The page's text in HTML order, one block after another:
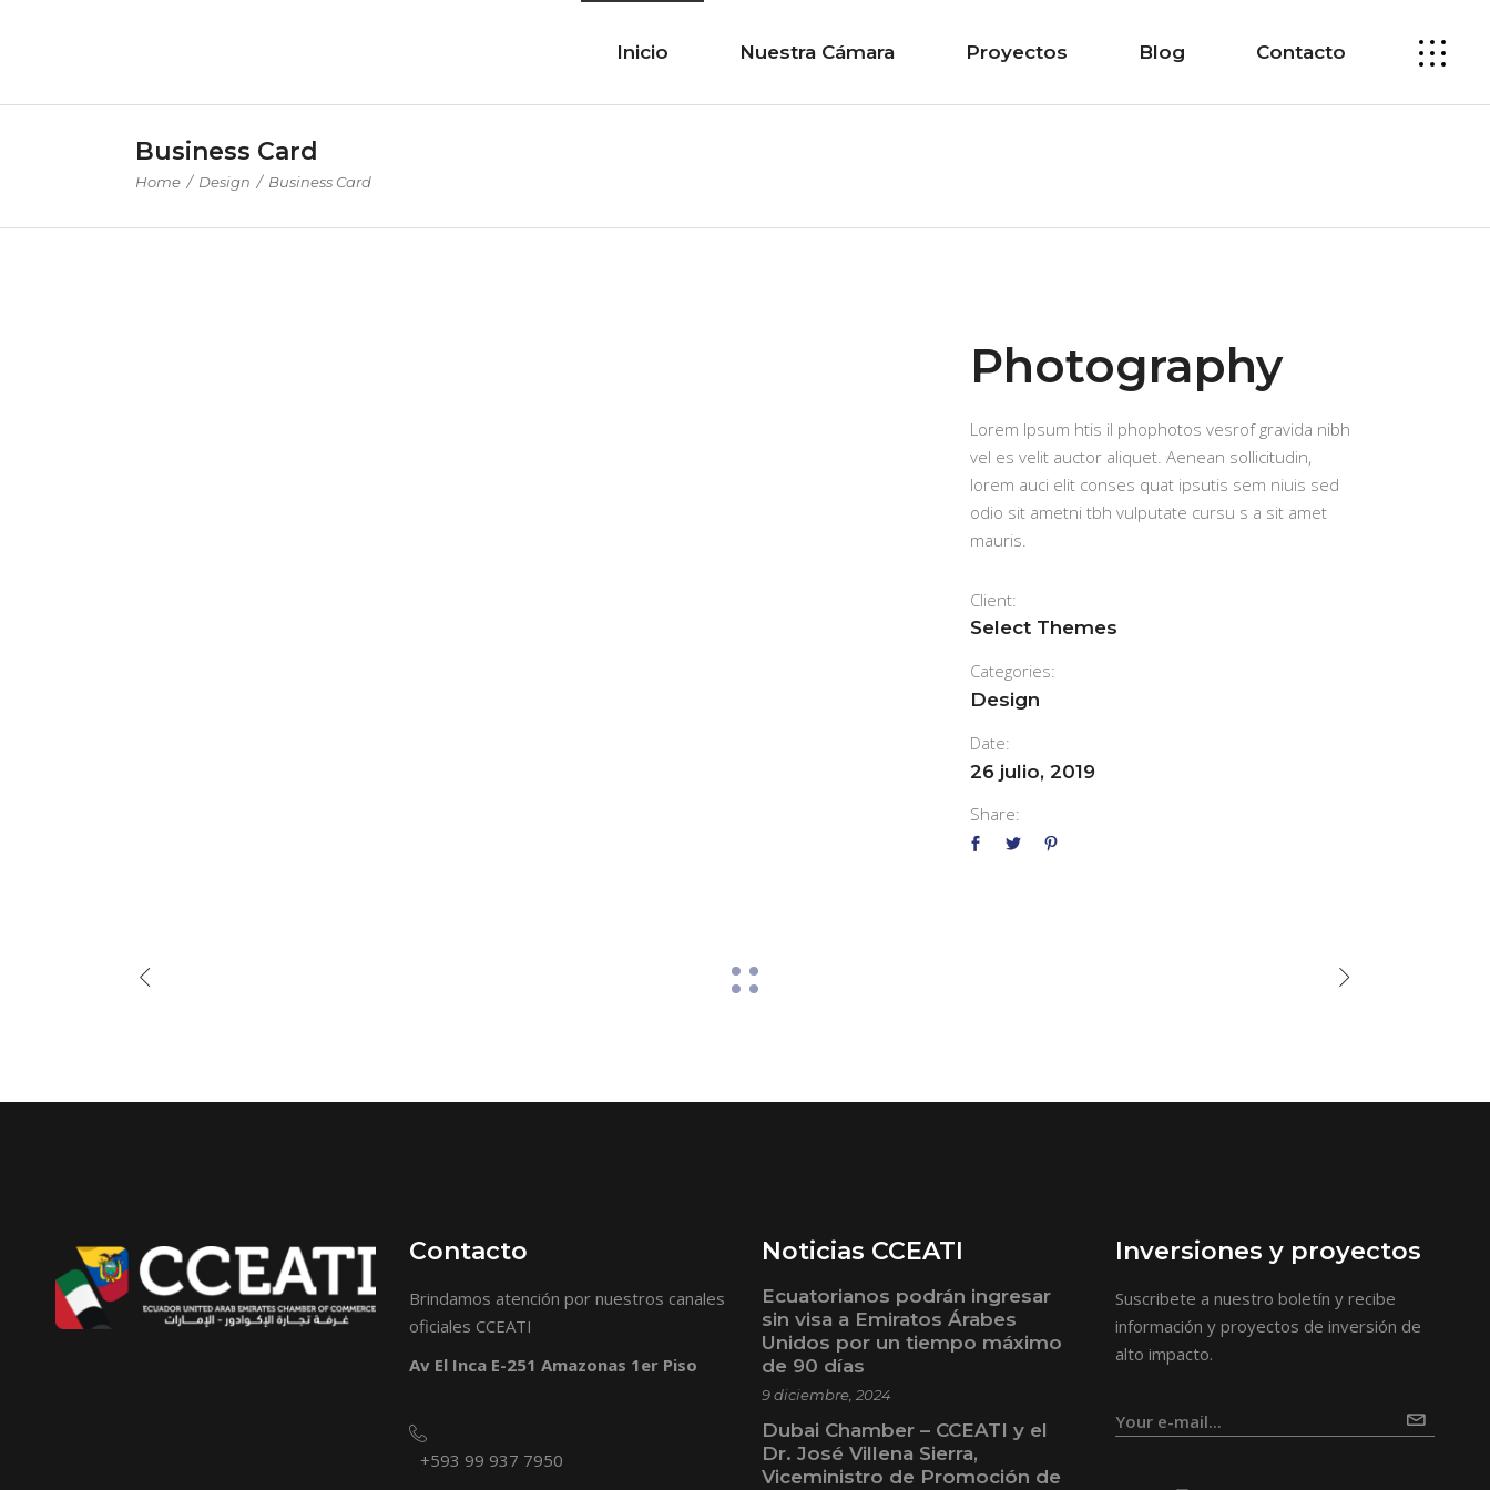
Inicio Nuestra Cámara Proyectos Blog Contacto
Business Card
Home / Design / Business Card
Photography
Lorem Ipsum htis il phophotos vesrof gravida nibh
vel es velit auctor aliquet. Aenean sollicitudin,
lorem auci elit conses quat ipsutis sem niuis sed
odio sit ametni tbh vulputate cursu s a sit amet
mauris.
Client:
Select Themes
Categories:
Design
Date:
26 julio, 2019
Share:
Contacto
Brindamos atención por nuestros canales
oficiales CCEATI
Av El Inca E-251 Amazonas 1er Piso
+593 99 937 7950
Noticias CCEATI
Ecuatorianos podrán ingresar
sin visa a Emiratos Árabes
Unidos por un tiempo máximo
de 90 días
9 diciembre, 2024
Dubai Chamber – CCEATI y el
Dr. José Villena Sierra,
Viceministro de Promoción de
Inversiones y proyectos
Suscribete a nuestro boletín y recibe
información y proyectos de inversión de
alto impacto.